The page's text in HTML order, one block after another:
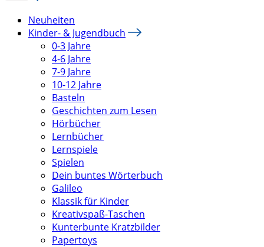
Neuheiten
Kinder- & Jugendbuch
0-3 Jahre
4-6 Jahre
7-9 Jahre
10-12 Jahre
Basteln
Geschichten zum Lesen
Hörbücher
Lernbücher
Lernspiele
Spielen
Dein buntes Wörterbuch
Galileo
Klassik für Kinder
Kreativspaß-Taschen
Kunterbunte Kratzbilder
Papertoys